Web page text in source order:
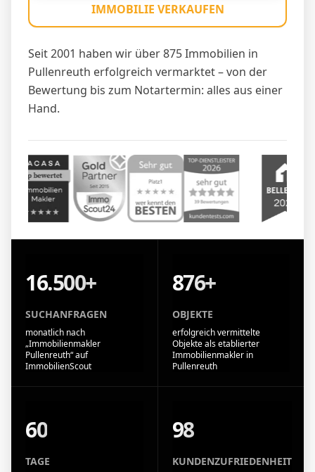
Seit 2001 haben wir über 875 Immobilien in
Pullenreuth erfolgreich vermarktet – von der
Bewertung bis zum Notartermin: alles aus einer
Hand.
IMMOBILIE VERKAUFEN
16.500+
SUCHANFRAGEN
monatlich nach
„Immobilienmakler
Pullenreuth“ auf
ImmobilienScout
876+
OBJEKTE
erfolgreich vermittelte
Objekte als etablierter
Immobilienmakler in
Pullenreuth
60
TAGE
98
KUNDENZUFRIEDENHEIT